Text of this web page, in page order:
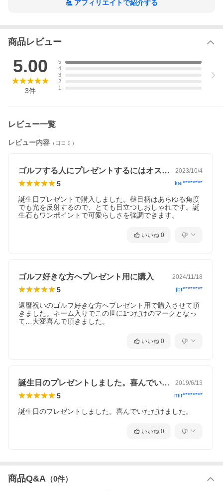
ゴルフの必需品であるボールマーカーに、お父さん・大切な方の
ゴルフ場で注目間違いなしのボールマーカー！
■素材：Silver925 + 誕生石(2.5mm)
◆厚み：約2.4mm
◆刻印：可
アフィリエイトで紹介する
商品レビュー
5.00
3件
5
4
3
2
1
レビュー一覧
レビュー内容 （口コミ）
ゴルフする人にプレゼントするにはオススメ 2023/10/4
5 kat********
誕生日プレゼントで購入しました。槌目柄はあらゆる角度
でも光を反射するので、とても目立つしおしゃれです。誕
生石もワンポイントで可愛らしさを強調できます。
いいね 0
ゴルフ好きな方へプレゼント用に購入 2024/11/18
5 jbr********
還暦祝いのゴルフ好きな方へプレゼント用で購入させて頂
きました。ネーム入りでこの世に1つだけのマークとなっ
て…大変喜んで頂きました。
いいね 0
誕生日のプレゼントしました。喜んでいた… 2019/6/13
5 mir********
誕生日のプレゼントしました。喜んでいただけました。
いいね 0
商品Q&A （0件）